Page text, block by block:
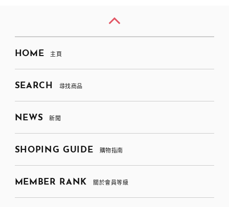
HOME 主頁
SEARCH 尋找商品
NEWS 新聞
SHOPING GUIDE 購物指南
MEMBER RANK 關於會員等級